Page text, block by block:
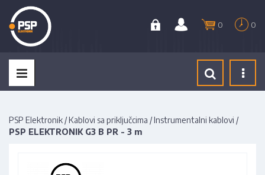
0 0
PSP Elektronik /Kablovi sa priključcima /Instrumentalni kablovi /
PSP ELEKTRONIK G3 B PR - 3 m